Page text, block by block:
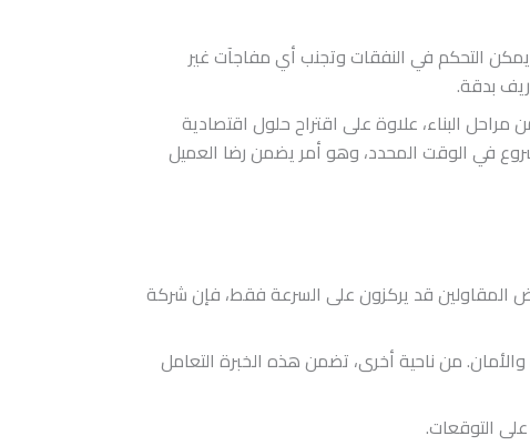
يمكن التحكم في النفقات وتجنب أي مفاجآت غير
بدقة.
البناء، علاوة على اقتراح حلول اقتصادية
في الوقت المحدد، وهو أمر يضمن رضا العميل
المقاولين قد يركزون على السرعة فقط، فإن شركة
من ناحية أخرى، تضمن هذه الخبرة التعامل
التوقعات.